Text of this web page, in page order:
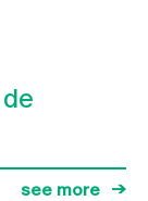
see more